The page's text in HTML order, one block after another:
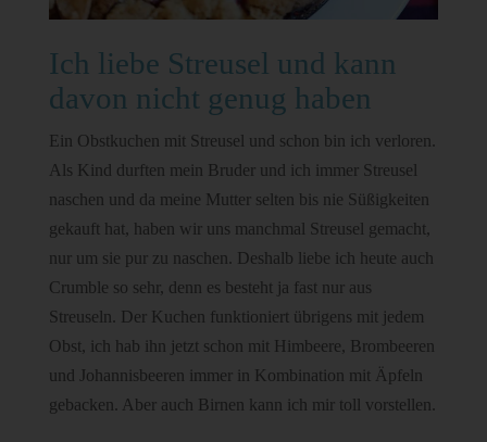
Ich liebe Streusel und kann
davon nicht genug haben
Ein Obstkuchen mit Streusel und schon bin ich verloren.
Als Kind durften mein Bruder und ich immer Streusel
naschen und da meine Mutter selten bis nie Süßigkeiten
gekauft hat, haben wir uns manchmal Streusel gemacht,
nur um sie pur zu naschen. Deshalb liebe ich heute auch
Crumble so sehr, denn es besteht ja fast nur aus
Streuseln. Der Kuchen funktioniert übrigens mit jedem
Obst, ich hab ihn jetzt schon mit Himbeere, Brombeeren
und Johannisbeeren immer in Kombination mit Äpfeln
gebacken. Aber auch Birnen kann ich mir toll vorstellen.